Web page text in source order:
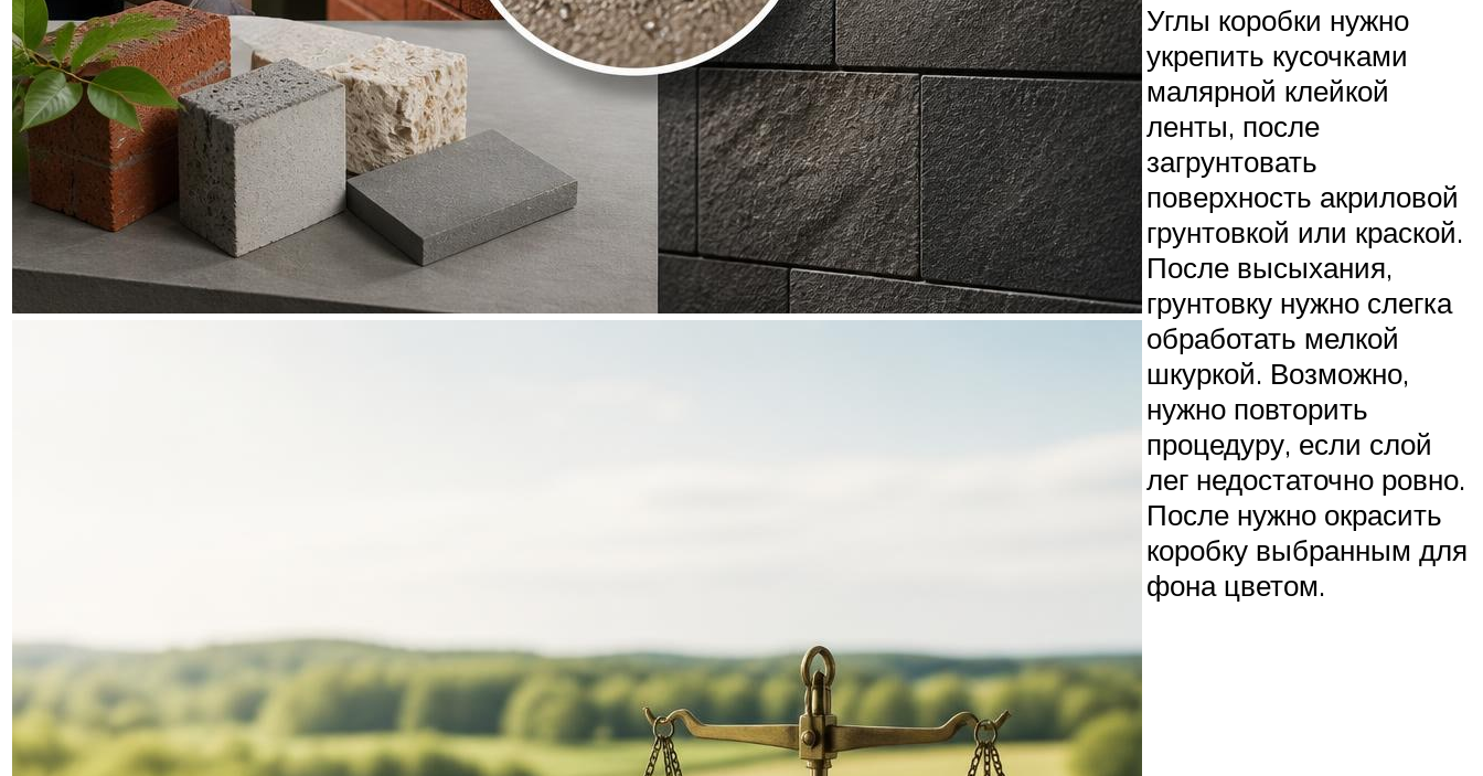
Углы коробки нужно
укрепить кусочками
малярной клейкой
ленты, после
загрунтовать
поверхность акриловой
грунтовкой или краской.
После высыхания,
грунтовку нужно слегка
обработать мелкой
шкуркой. Возможно,
нужно повторить
процедуру, если слой
лег недостаточно ровно.
После нужно окрасить
коробку выбранным для
фона цветом.